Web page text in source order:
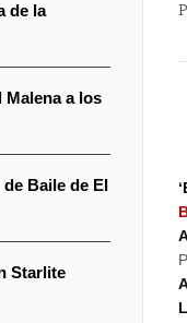
de la
Malena a los
Baile de El
Starlite